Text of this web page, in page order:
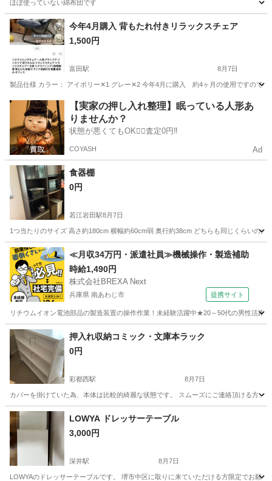
ほぼ使っていない綿布団です
大阪 大阪市 深江橋駅 寝具
今年4月購入 背もたれ付きリラックスチェア
1,500円
富田駅 8月7日
製品仕様 カラー： アイボリー✕1 グレー✕2 今年4月に購入 約4ヶ月の使用ですので
大阪 高槻市 富田駅 椅子
【実家の押し入れ整理】眠っている人形あ
りませんか？
状態が悪くてもOK🙆‍♀️査定0円‼️
COYASH Ad
食器棚
0円
若江岩田駅8月7日
1つ当たりのサイズ 高さ約180cm 横幅約60cm弱 奥行約38cm どちらも同じくらいの
大阪 東大阪市 若江岩田駅 収納家具
≪月収34万円・派遣社員≫機械操作・製造補助
時給1,490円
株式会社BREXA Next
兵庫県 南あわじ市 提携サイト
リチウムイオン電池部品の製造装置の操作作業！未経験活躍中★20～50代の男性活
兵庫 南あわじ市 その他
押入れ収納コミック・文庫本ラック
0円
彩都西駅 8月7日
カバーを掛けていた為、本体は比較的綺麗な状態です。 スムーズにご連絡頂ける方
大阪 茨木市 収納家具
LOWYA ドレッサーテーブル
3,000円
深井駅 8月7日
LOWYAのドレッサーテーブルです。 堺市中区に取りに来ていただける方限定でお願